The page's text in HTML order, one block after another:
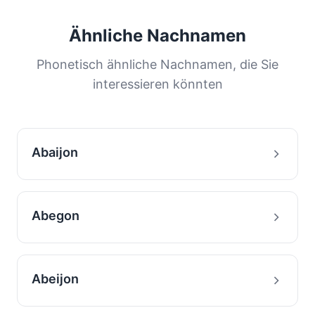
Ähnliche Nachnamen
Phonetisch ähnliche Nachnamen, die Sie
interessieren könnten
Abaijon
Abegon
Abeijon